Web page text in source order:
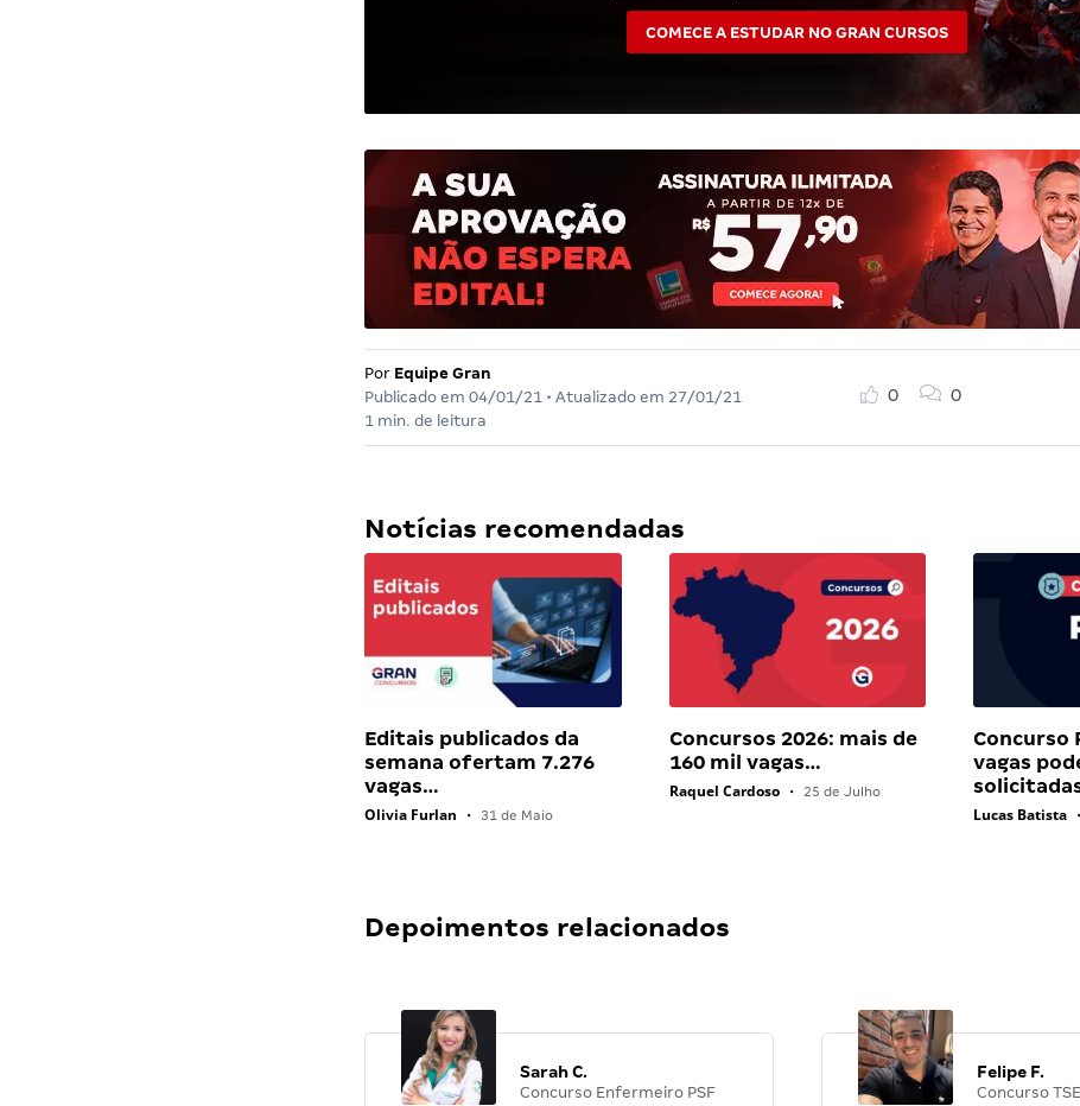
COMECE A ESTUDAR NO GRAN CURSOS
Por Equipe Gran
Publicado em 04/01/21• Atualizado em 27/01/21
1 min. de leitura
0 0
Notícias recomendadas
Editais publicados da
semana ofertam 7.276
vagas…
Olivia Furlan • 31 de Maio
Concursos 2026: mais de
160 mil vagas…
Raquel Cardoso • 25 de Julho
Concurso
vagas
Lucas Batista •
Depoimentos relacionados
Sarah C.
Concurso Enfermeiro PSF
Felipe F.
Concurso